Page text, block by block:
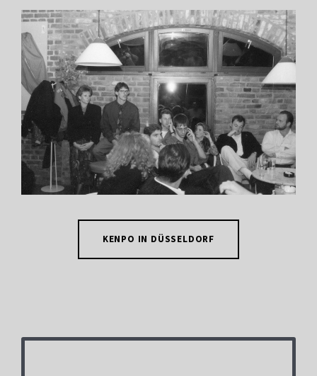
KENPO IN DÜSSELDORF